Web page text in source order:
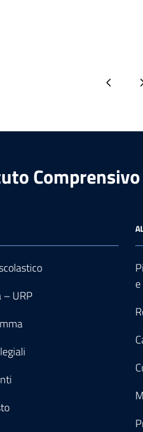
Pagina precedente
Pagina
– URP